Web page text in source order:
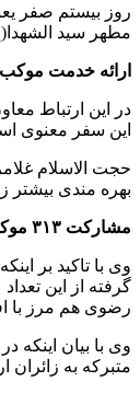
روز بیستم صفر
مطهر سید
ارائه خدمت
در این ارتباط
این سفر معنوی
حجت الاسلام
بهره مندی بیشتر
مشارکت ۳۱۳ موکب برای ارائه خدمت به زائران اربعین حسینی
رضوی هم مرز با
وی با بیان اینکه
متبرکه به